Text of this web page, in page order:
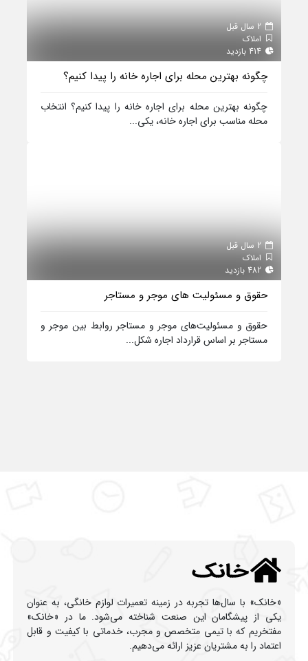
املاک
چگونه بهترین محله برای اجاره خانه را پیدا کنیم؟
چگونه بهترین محله برای اجاره خانه را پیدا کنیم؟ انتخاب
محله مناسب برای اجاره خانه، یکی...
املاک
حقوق و مسئولیت‌ های موجر و مستاجر
حقوق و مسئولیت‌های موجر و مستاجر روابط بین موجر و
مستاجر بر اساس قرارداد اجاره شکل...
«خانک» با سال‌ها تجربه در زمینه تعمیرات لوازم خانگی، به عنوان
یکی از پیشگامان این صنعت شناخته می‌شود. ما در «خانک»
مفتخریم که با تیمی متخصص و مجرب، خدماتی با کیفیت و قابل
اعتماد را به مشتریان عزیز ارائه می‌دهیم.